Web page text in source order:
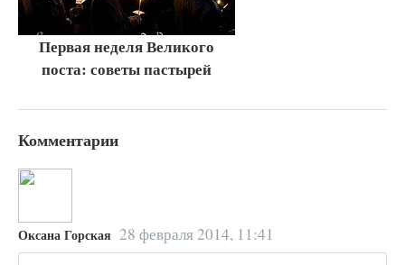
Первая неделя Великого
поста: советы пастырей
Комментарии
Оксана Горская 28 февраля 2014, 11:41